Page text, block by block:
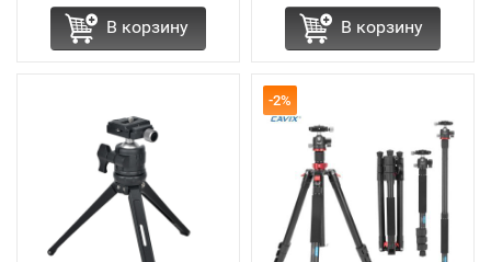
В корзину В корзину
-2%